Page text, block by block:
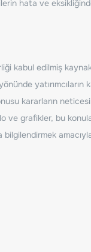
hata ve
edilmiş
kararların
ve grafikler, bu